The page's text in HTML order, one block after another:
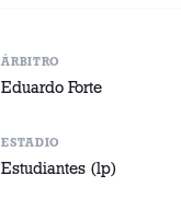
ÁRBITRO
Eduardo Forte
ESTADIO
Estudiantes (lp)